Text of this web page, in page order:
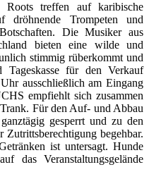
Roots treffen auf karibische
dröhnende Trompeten und
Die Musiker aus
bieten eine wilde und
stimmig rüberkommt und
für den Verkauf
ausschließlich am Eingang
empfiehlt sich zusammen
Für den Auf- und Abbau
gesperrt und zu den
begehbar.
ist untersagt. Hunde
das Veranstaltungsgelände